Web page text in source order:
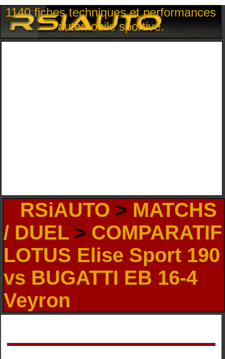
1140 fiches techniques et performances
automobile sportive.
RSiAUTO > MATCHS
/ DUEL> COMPARATIF
LOTUS Elise Sport 190
vs BUGATTI EB 16-4
Veyron